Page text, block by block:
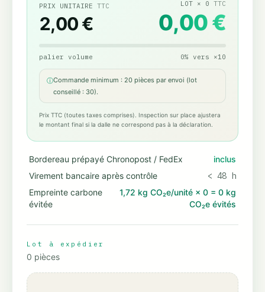
PRIX UNITAIRE TTC
2,00 €
LOT × 0 TTC
0,00 €
palier volume 0% vers ×10
ⓘCommande minimum : 20 pièces par envoi (lot
conseillé : 30).
Prix TTC (toutes taxes comprises). Inspection sur place ajustera
le montant final si la dalle ne correspond pas à la déclaration.
Bordereau prépayé Chronopost / FedEx
inclus
Virement bancaire après contrôle
< 48 h
Empreinte carbone
évitée
1,72 kg CO₂e/unité × 0 = 0 kg
CO₂e évités
Lot à expédier
0 pièces